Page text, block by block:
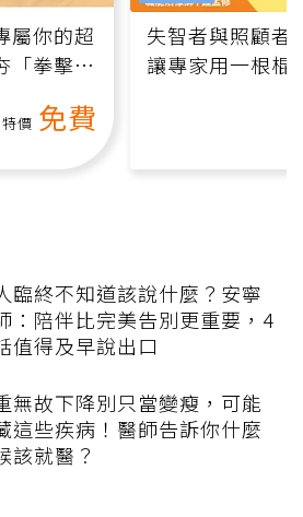
屬你的超
「拳擊有
特價 免費
失智者與照顧者
讓專家用一根棍
臨終不知道該說什麼？安寧
：陪伴比完美告別更重要，4
值得及早說出口
無故下降別只當變瘦，可能
這些疾病！醫師告訴你什麼
該就醫？